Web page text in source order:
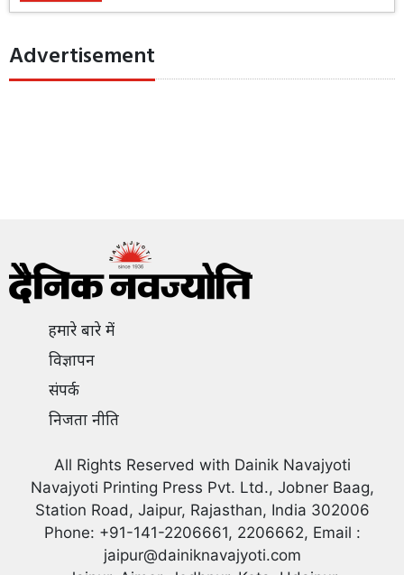
Advertisement
हमारे बारे में
विज्ञापन
संपर्क
निजता नीति
All Rights Reserved with Dainik Navajyoti
Navajyoti Printing Press Pvt. Ltd., Jobner Baag,
Station Road, Jaipur, Rajasthan, India 302006
Phone: +91-141-2206661, 2206662, Email :
jaipur@dainiknavajyoti.com